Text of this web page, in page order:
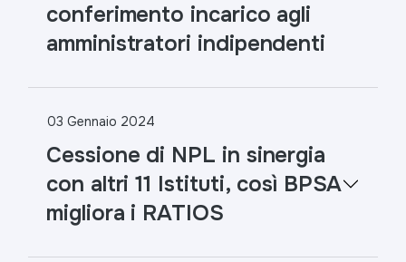
conferimento incarico agli
amministratori indipendenti
03 Gennaio 2024
Cessione di NPL in sinergia
con altri 11 Istituti, così BPSA
migliora i RATIOS